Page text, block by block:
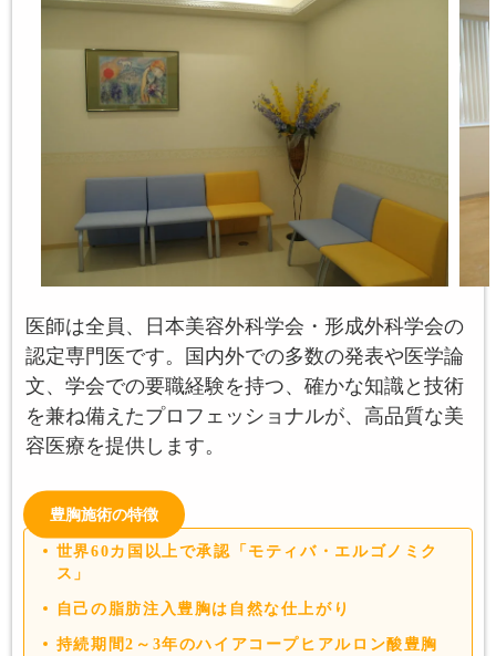
医師は全員、日本美容外科学会・形成外科学会の
認定専門医です。国内外での多数の発表や医学論
文、学会での要職経験を持つ、確かな知識と技術
を兼ね備えたプロフェッショナルが、高品質な美
容医療を提供します。
豊胸施術の特徴
世界60カ国以上で承認「モティバ・エルゴノミク
ス」
自己の脂肪注入豊胸は自然な仕上がり
持続期間2～3年のハイアコープヒアルロン酸豊胸